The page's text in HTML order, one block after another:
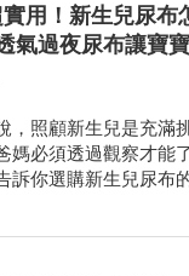
實用！新生兒尿布
氣過夜尿布讓寶
，照顧新生兒是充滿
媽必須透過觀察才能
訴你選購新生兒尿布